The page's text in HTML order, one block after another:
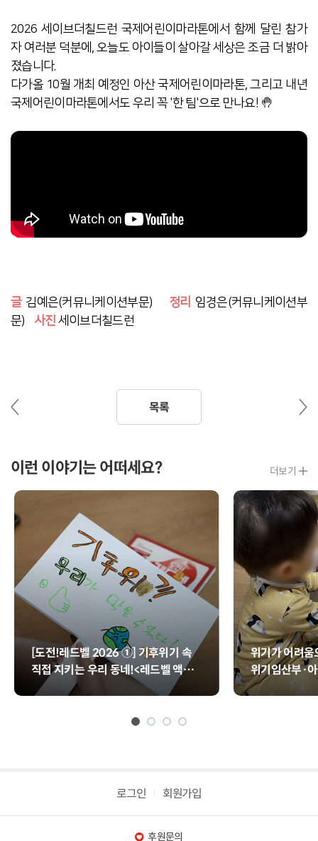
2026 세이브더칠드런 국제어린이마라톤에서 함께 달린 참가
자 여러분 덕분에, 오늘도 아이들이 살아갈 세상은 조금 더 밝아
졌습니다.
다가올 10월 개최 예정인 아산 국제어린이마라톤, 그리고 내년
국제어린이마라톤에서도 우리 꼭 '한 팀'으로 만나요! 🤚
글김예은(커뮤니케이션부문) 정리 임경은(커뮤니케이션부
문) 사진 세이브더칠드런
목록
이런 이야기는 어떠세요? 더보기
[도전!레드벨 2026 ①] 기후위기 속
직접 지키는 우리 동네!<레드벨 액션>
📢
위기가 어려움
위기임산부·
업>
로그인 회원가입
후원문의